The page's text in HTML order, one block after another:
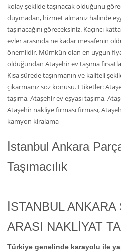
kolay şekilde taşınacak olduğunu
duymadan, hizmet almanız halinde
taşınacağını göreceksiniz. Kaçıncı
evler arasında ne kadar mesafenin
önemlidir. Mümkün olan en uygun
olduğundan Ataşehir ev taşıma
Kısa sürede taşınmanın ve kaliteli
çıkarmanız söz konusu. Etiketler:
taşıma, Ataşehir ev eşyası taşıma,
Ataşehir nakliye firması firması,
kamyon kiralama
İstanbul Ankara
Taşımacılık
İSTANBUL ANKARA
ARASI NAKLİYAT
Türkiye genelinde karayolu ile